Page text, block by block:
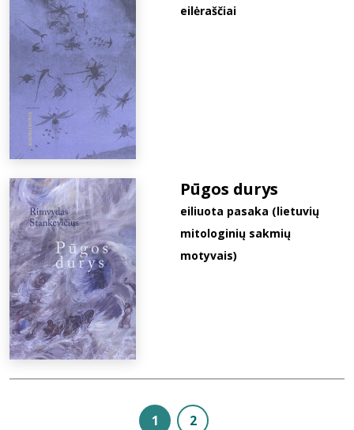
eilėraščiai
Pūgos durys
eiliuota pasaka (lietuvių
mitologinių sakmių
motyvais)
1 2